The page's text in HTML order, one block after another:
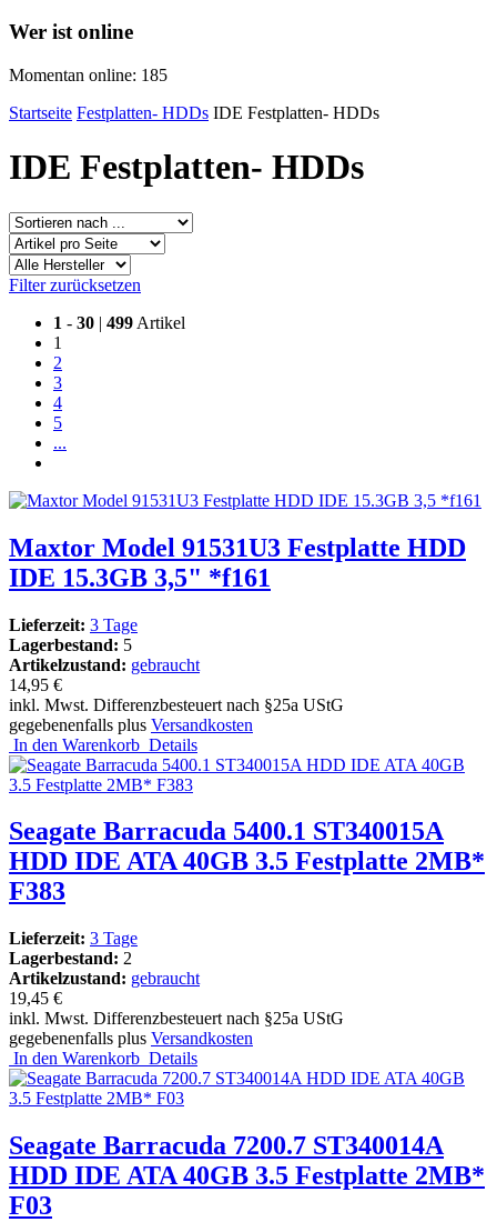
Wer ist online
Momentan online: 185
Startseite Festplatten- HDDs IDE Festplatten- HDDs
IDE Festplatten- HDDs
Filter zurücksetzen
1 - 30 | 499 Artikel
1
2
3
4
5
...
Maxtor Model 91531U3 Festplatte HDD
IDE 15.3GB 3,5" *f161
Lieferzeit: 3 Tage
Lagerbestand: 5
Artikelzustand: gebraucht
14,95 €
inkl. Mwst. Differenzbesteuert nach §25a UStG
gegebenenfalls plus Versandkosten
In den Warenkorb Details
Seagate Barracuda 5400.1 ST340015A
HDD IDE ATA 40GB 3.5 Festplatte 2MB*
F383
Lieferzeit: 3 Tage
Lagerbestand: 2
Artikelzustand: gebraucht
19,45 €
inkl. Mwst. Differenzbesteuert nach §25a UStG
gegebenenfalls plus Versandkosten
In den Warenkorb Details
Seagate Barracuda 7200.7 ST340014A
HDD IDE ATA 40GB 3.5 Festplatte 2MB*
F03